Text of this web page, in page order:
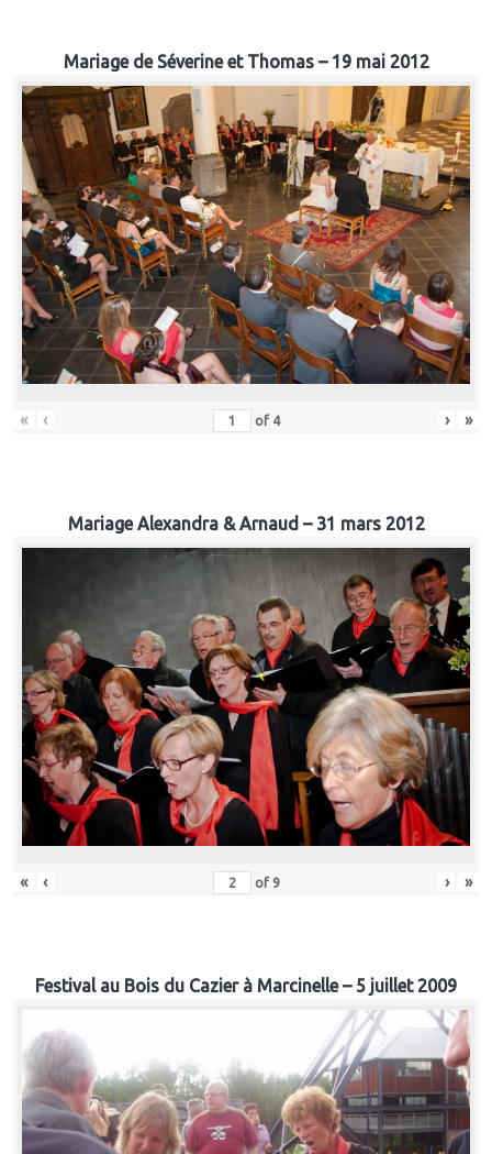
Mariage de Séverine et Thomas – 19 mai 2012
« ‹ of 4 › »
Mariage Alexandra & Arnaud – 31 mars 2012
« ‹ of 9 › »
Festival au Bois du Cazier à Marcinelle – 5 juillet 2009